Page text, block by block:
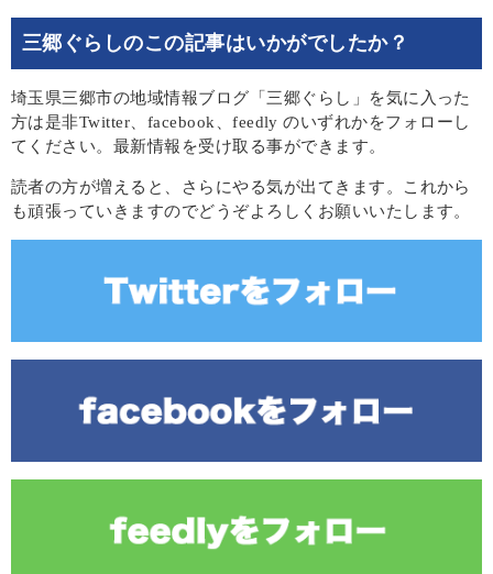
三郷ぐらしのこの記事はいかがでしたか？
埼玉県三郷市の地域情報ブログ「三郷ぐらし」を気に入った
方は是非Twitter、facebook、feedly のいずれかをフォローし
てください。最新情報を受け取る事ができます。
読者の方が増えると、さらにやる気が出てきます。これから
も頑張っていきますのでどうぞよろしくお願いいたします。